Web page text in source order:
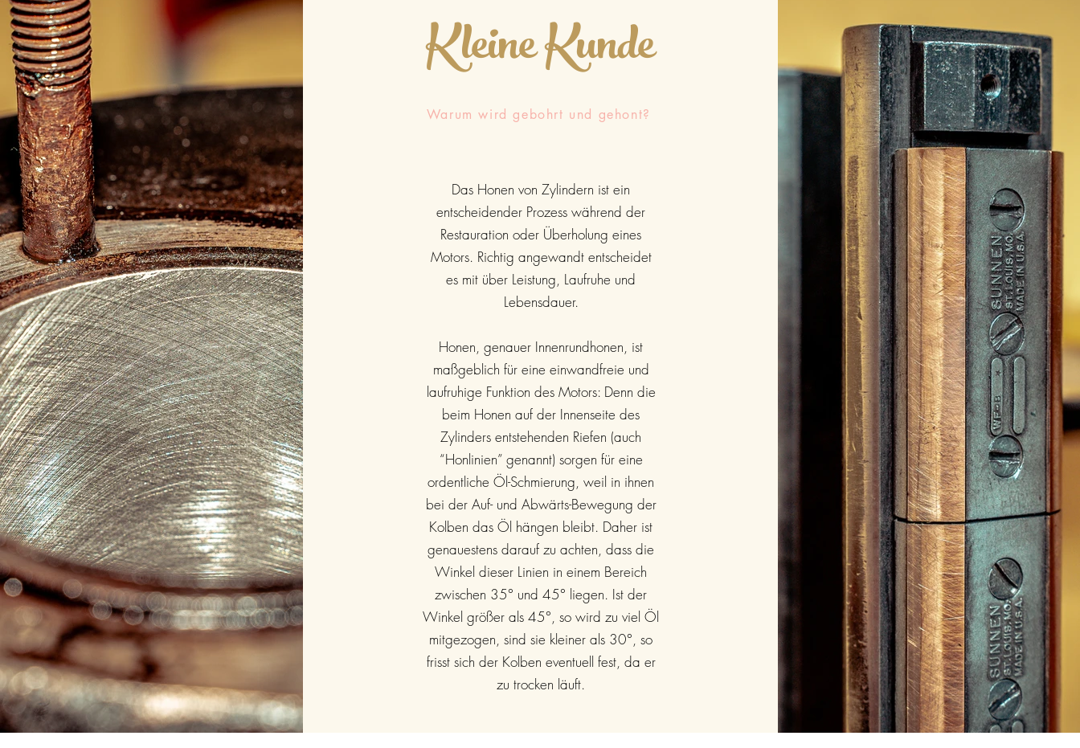
Kleine Kunde
Warum wird gebohrt und gehont?
Das Honen von Zylindern ist ein
entscheidender Prozess während der
Restauration oder Überholung eines
Motors. Richtig angewandt entscheidet
es mit über Leistung, Laufruhe und
Lebensdauer.
Honen, genauer Innenrundhonen, ist
maßgeblich für eine einwandfreie und
laufruhige Funktion des Motors: Denn die
beim Honen auf der Innenseite des
Zylinders entstehenden Riefen (auch
“Honlinien” genannt) sorgen für eine
ordentliche Öl-Schmierung, weil in ihnen
bei der Auf- und Abwärts-Bewegung der
Kolben das Öl hängen bleibt. Daher ist
genauestens darauf zu achten, dass die
Winkel dieser Linien in einem Bereich
zwischen 35° und 45° liegen. Ist der
Winkel größer als 45°, so wird zu viel Öl
mitgezogen, sind sie kleiner als 30°, so
frisst sich der Kolben eventuell fest, da er
zu trocken läuft.